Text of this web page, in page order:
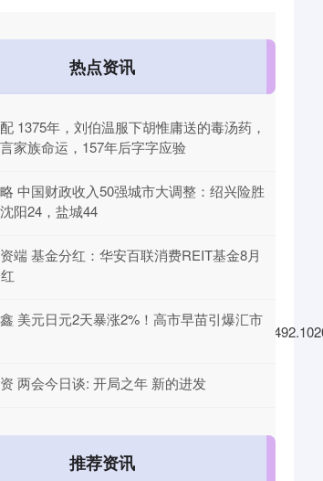
热点资讯
1375年，刘伯温服下胡惟庸送的毒汤药，
家族命运，157年后字字应验
中国财政收入50强城市大调整：绍兴险胜
阳24，盐城44
端 基金分红：华安百联消费REIT基金8月
美元日元2天暴涨2%！高市早苗引爆汇市
两会今日谈: 开局之年 新的进发
推荐资讯